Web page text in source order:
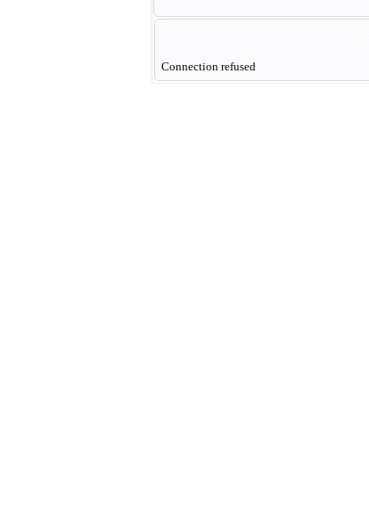
Connection refused